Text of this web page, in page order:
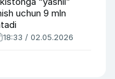
uchun 9 mln
18:33 / 02.05.2026